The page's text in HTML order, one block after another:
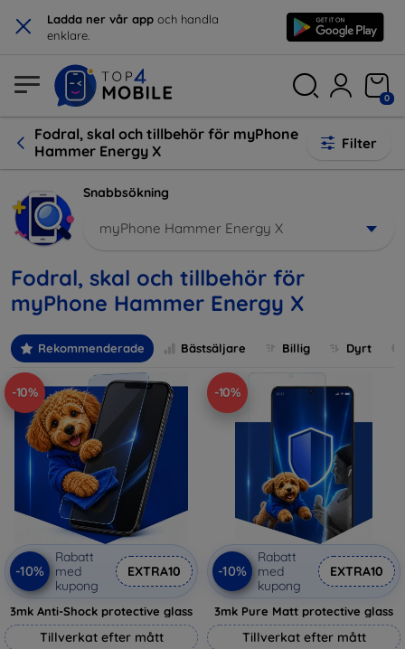
× Ladda ner vår app och handla
enklare.
0
Fodral, skal och tillbehör för myPhone
Hammer Energy X
Filter
Snabbsökning
myPhone Hammer Energy X
Fodral, skal och tillbehör för
myPhone Hammer Energy X
Rekommenderade Bästsäljare Billig Dyrt
-10%
-10%
Rabatt
med
kupong
EXTRA10
3mk Anti-Shock protective glass
Tillverkat efter mått
-10%
-10%
Rabatt
med
kupong
EXTRA10
3mk Pure Matt protective glass
Tillverkat efter mått